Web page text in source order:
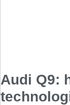
Audi Q9: